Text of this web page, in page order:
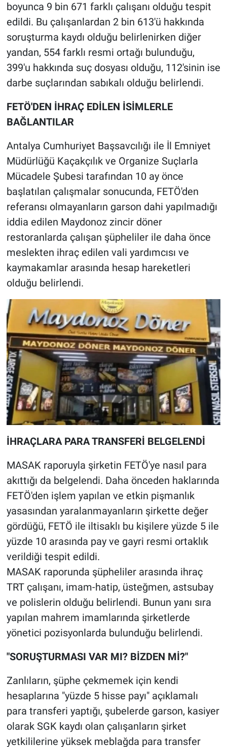
boyunca 9 bin 671 farklı çalışanı olduğu tespit
edildi. Bu çalışanlardan 2 bin 613'ü hakkında
soruşturma kaydı olduğu belirlenirken diğer
yandan, 554 farklı resmi ortağı bulunduğu,
399'u hakkında suç dosyası olduğu, 112'sinin ise
darbe suçlarından sabıkalı olduğu belirlendi.
FETÖ'DEN İHRAÇ EDİLEN İSİMLERLE
BAĞLANTILAR
Antalya Cumhuriyet Başsavcılığı ile İl Emniyet
Müdürlüğü Kaçakçılık ve Organize Suçlarla
Mücadele Şubesi tarafından 10 ay önce
başlatılan çalışmalar sonucunda, FETÖ'den
referansı olmayanların garson dahi yapılmadığı
iddia edilen Maydonoz zincir döner
restoranlarda çalışan şüpheliler ile daha önce
meslekten ihraç edilen vali yardımcısı ve
kaymakamlar arasında hesap hareketleri
olduğu belirlendi.
İHRAÇLARA PARA TRANSFERİ BELGELENDİ
MASAK raporuyla şirketin FETÖ'ye nasıl para
akıttığı da belgelendi. Daha önceden haklarında
FETÖ'den işlem yapılan ve etkin pişmanlık
yasasından yaralanmayanların şirkette değer
gördüğü, FETÖ ile iltisaklı bu kişilere yüzde 5 ile
yüzde 10 arasında pay ve gayri resmi ortaklık
verildiği tespit edildi.
MASAK raporunda şüpheliler arasında ihraç
TRT çalışanı, imam-hatip, üsteğmen, astsubay
ve polislerin olduğu belirlendi. Bunun yanı sıra
yapılan mahrem imamlarında şirketlerde
yönetici pozisyonlarda bulunduğu belirlendi.
"SORUŞTURMASI VAR MI? BİZDEN Mİ?"
Zanlıların, şüphe çekmemek için kendi
hesaplarına "yüzde 5 hisse payı" açıklamalı
para transferi yaptığı, şubelerde garson, kasiyer
olarak SGK kaydı olan çalışanların şirket
yetkililerine yüksek meblağda para transfer
Kültür Sanat
Ne demişti
Nedir
Programlar
Sağlık
Spor
Teknoloji
Türkiye'nin Geleceği
Türkiye'nin Gündemi
Yerel Yaşam
Canlı Yayın